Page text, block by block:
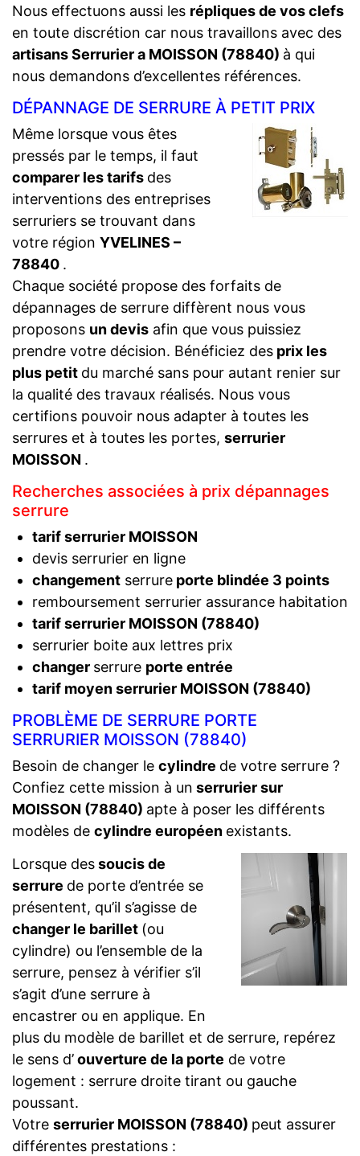
Nous effectuons aussi les répliques de vos clefs
en toute discrétion car nous travaillons avec des
artisans Serrurier a MOISSON (78840) à qui
nous demandons d’excellentes références.
DÉPANNAGE DE SERRURE À PETIT PRIX
Même lorsque vous êtes
pressés par le temps, il faut
comparer les tarifs des
interventions des entreprises
serruriers se trouvant dans
votre région YVELINES –
78840 .
Chaque société propose des forfaits de
dépannages de serrure diffèrent nous vous
proposons un devis afin que vous puissiez
prendre votre décision. Bénéficiez des prix les
plus petit du marché sans pour autant renier sur
la qualité des travaux réalisés. Nous vous
certifions pouvoir nous adapter à toutes les
serrures et à toutes les portes, serrurier
MOISSON .
Recherches associées à prix dépannages
serrure
tarif serrurier MOISSON
devis serrurier en ligne
changementserrureporte blindée 3 points
remboursement serrurier assurance habitation
tarif serrurier MOISSON (78840)
serrurier boite aux lettres prix
changer serrure porte entrée
tarif moyen serrurier MOISSON (78840)
PROBLÈME DE SERRURE PORTE
SERRURIER MOISSON (78840)
Besoin de changer le cylindre de votre serrure ?
Confiez cette mission à un serrurier sur
MOISSON (78840) apte à poser les différents
modèles de cylindre européen existants.
Lorsque dessoucis de
serrure de porte d’entrée se
présentent, qu’il s’agisse de
changer le barillet (ou
cylindre) ou l’ensemble de la
serrure, pensez à vérifier s’il
s’agit d’une serrure à
encastrer ou en applique. En
plus du modèle de barillet et de serrure, repérez
le sens d’ouverture de la porte de votre
logement : serrure droite tirant ou gauche
poussant.
Votre serrurier MOISSON (78840) peut assurer
différentes prestations :